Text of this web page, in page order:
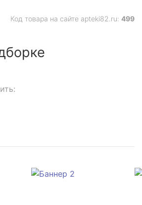
Код товара на сайте apteki82.ru: 499